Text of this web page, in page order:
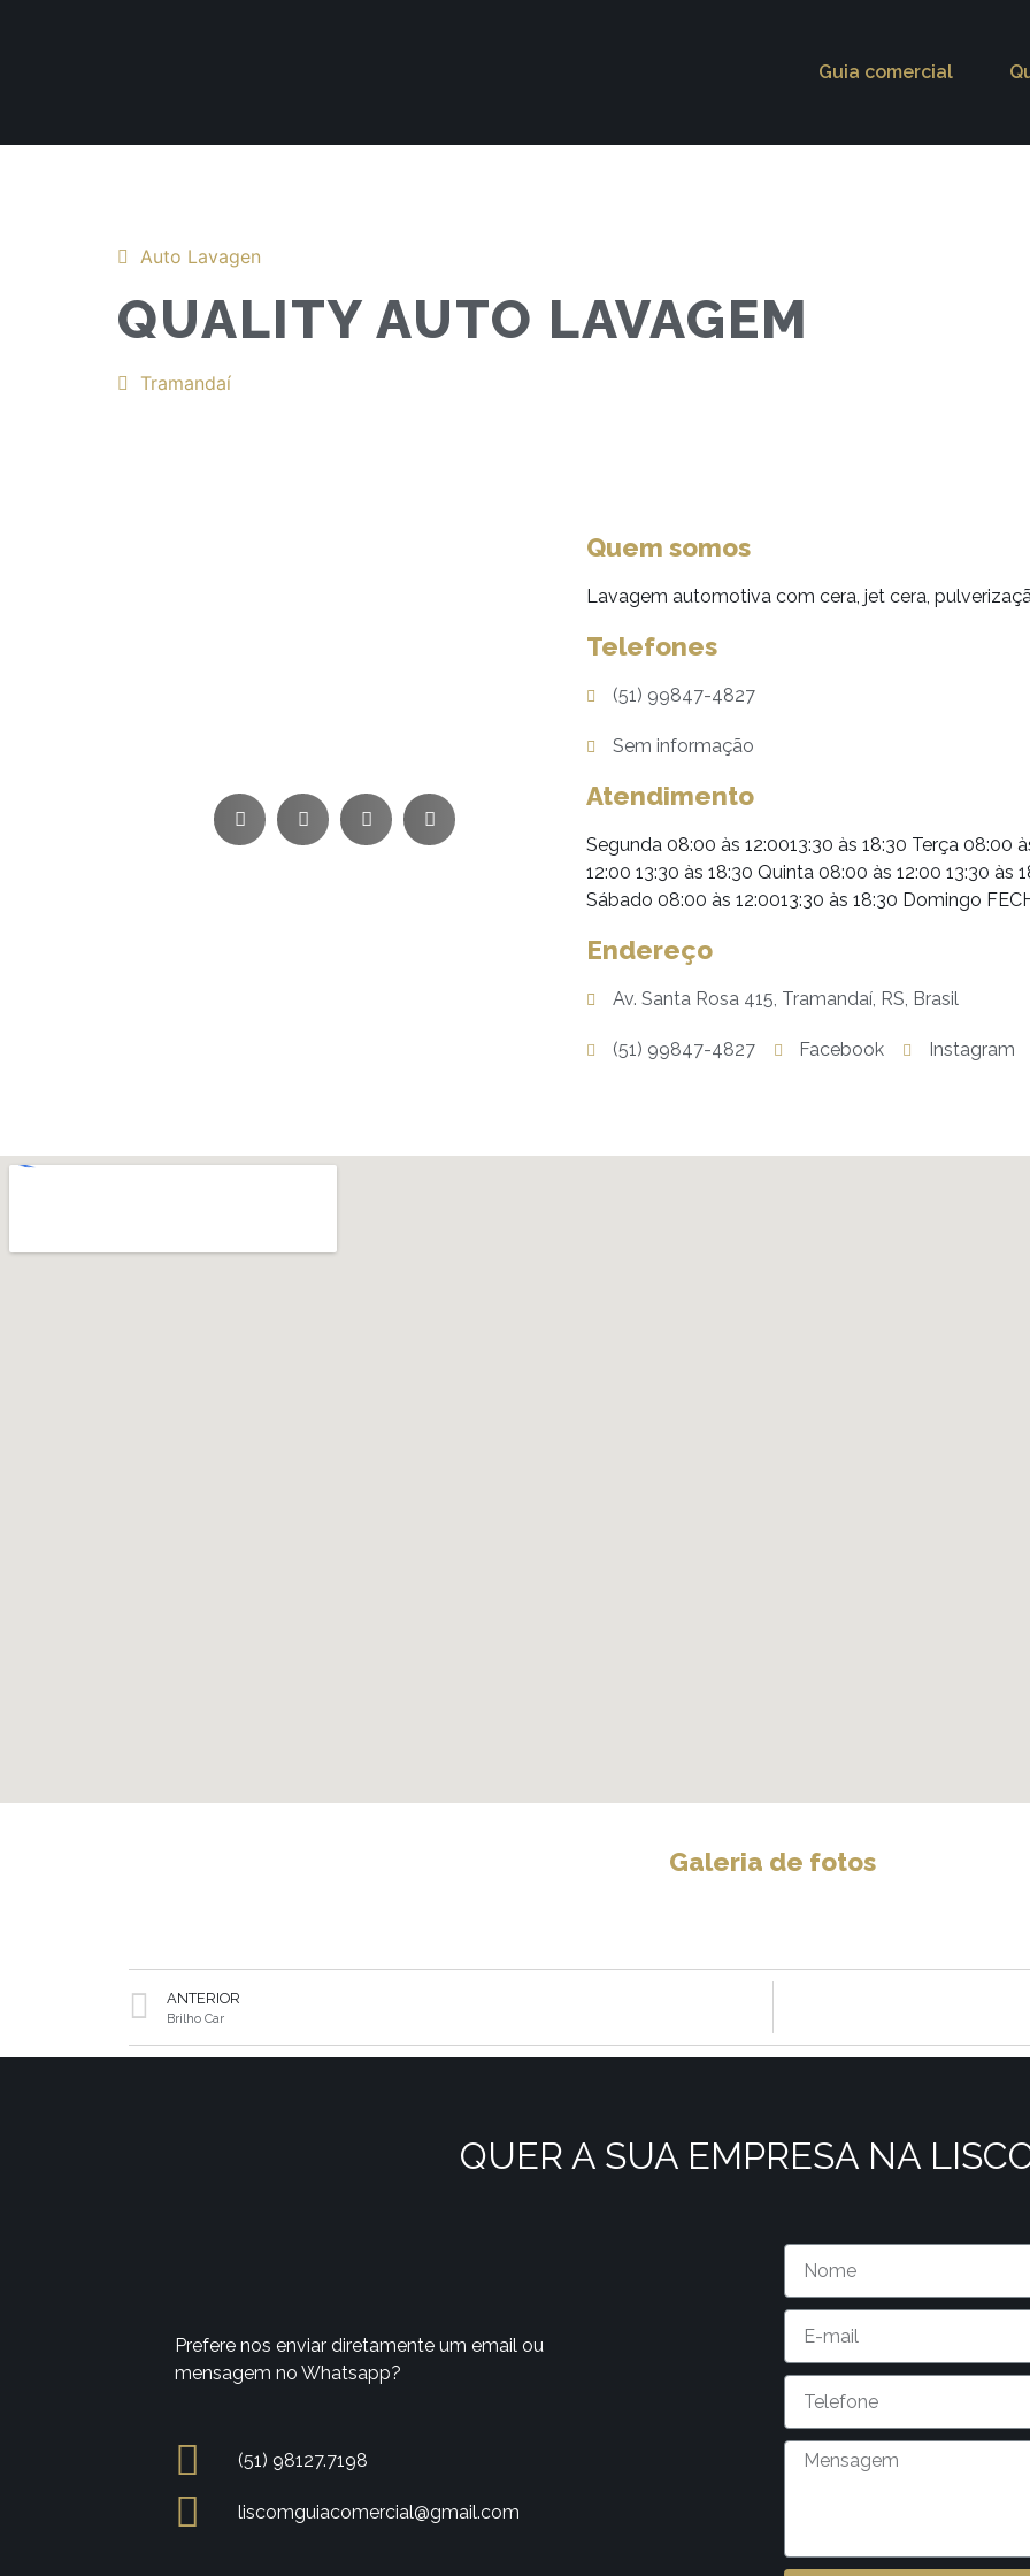
Guia comercial
Auto Lavagen
QUALITY AUTO LAVAGEM
Tramandaí
Quem somos
Lavagem automotiva com cera, jet cera,
Telefones
(51) 99847-4827
Sem informação
Atendimento
Segunda 08:00 às 12:0013:30 às 18:30 Terça 08:00
12:00 13:30 às 18:30 Quinta 08:00 às 12:00 13:30 às
Sábado 08:00 às 12:0013:30 às 18:30 Domingo
Endereço
Av. Santa Rosa 415, Tramandaí, RS, Brasil
(51) 99847-4827 Facebook Instagram
Galeria de fotos
ANTERIOR
Brilho Car
QUER A SUA EMPRESA NA
Prefere nos enviar diretamente um email ou
mensagem no Whatsapp?
(51) 98127.7198
liscomguiacomercial@gmail.com